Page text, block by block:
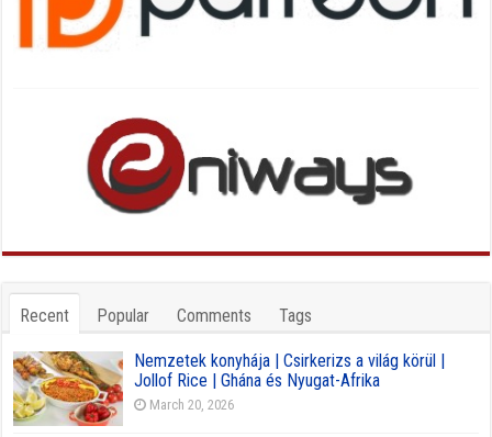
Recent Popular Comments Tags
Nemzetek konyhája | Csirkerizs a világ körül |
Jollof Rice | Ghána és Nyugat-Afrika
March 20, 2026